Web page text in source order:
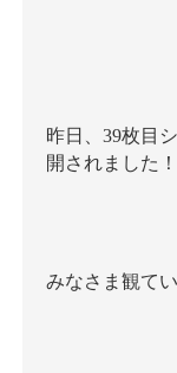
昨日、39枚目
開されました！
みなさま観て